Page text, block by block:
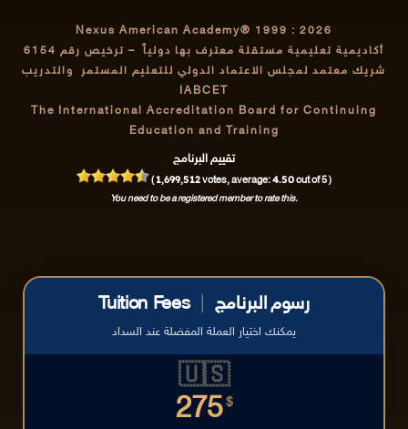
Nexus American Academy® 1999 : 2026
أكاديمية تعليمية مستقلة معترف بها دولياً
– ترخيص رقم 6154
شريك معتمد لمجلس الاعتماد الدولي للتعليم المستمر والتدريب
IABCET
The International Accreditation Board for Continuing
Education and Training
تقييم البرنامج
(1,699,512votes, average:4.50out of 5 )
You need to be a registered member to rate this.
Tuition Fees رسوم البرنامج
يمكنك اختيار العملة المفضلة عند السداد
🇺🇸
275 $